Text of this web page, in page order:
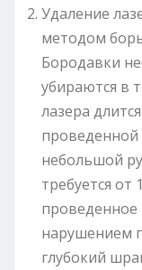
Удаление
методом
Бородавки
убираются в
лазера
проведенной
небольшой
требуется от
проведенное
нарушением
глубокий